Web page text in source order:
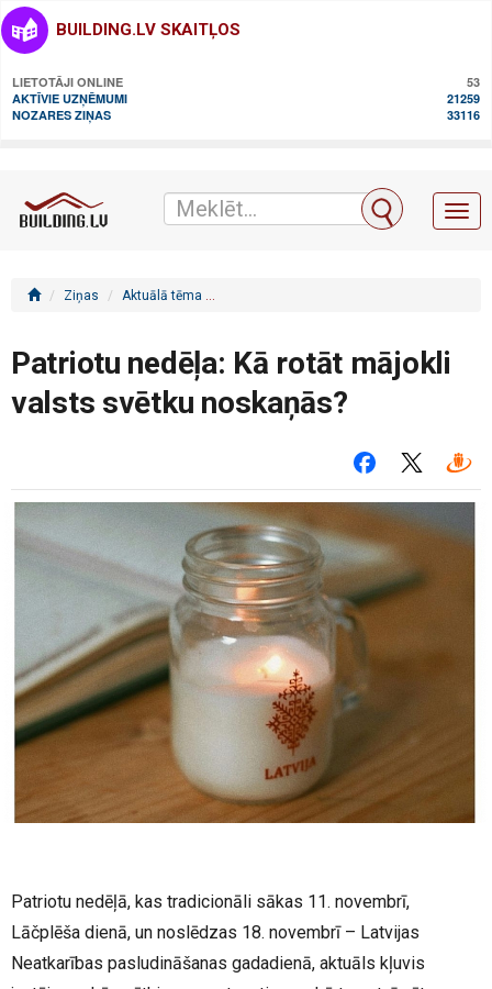
BUILDING.LV SKAITĻOS
LIETOTĀJI ONLINE
53
AKTĪVIE UZŅĒMUMI
21259
NOZARES ZIŅAS
33116
Ziņas Aktuālā tēma
Patriotu nedēļa: Kā rotāt mājokli
valsts svētku noskaņās?
Patriotu nedēļā, kas tradicionāli sākas 11. novembrī,
Lāčplēša dienā, un noslēdzas 18. novembrī – Latvijas
Neatkarības pasludināšanas gadadienā, aktuāls kļuvis